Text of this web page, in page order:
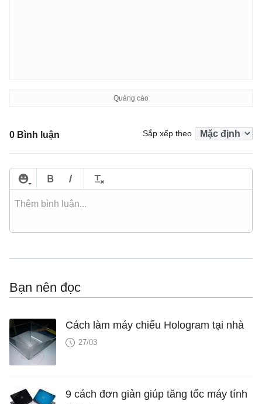
0 Bình luận Sắp xếp theo
Bạn nên đọc
Cách làm máy chiếu Hologram tại nhà
27/03
9 cách đơn giản giúp tăng tốc máy tính